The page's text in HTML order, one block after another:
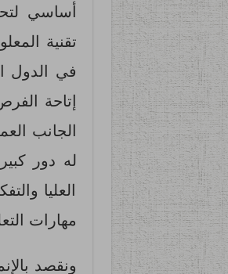
أساسي
تقنية
في الدول
إتاحة
الجانب
له دور
العليا
مهارات
ونقصد